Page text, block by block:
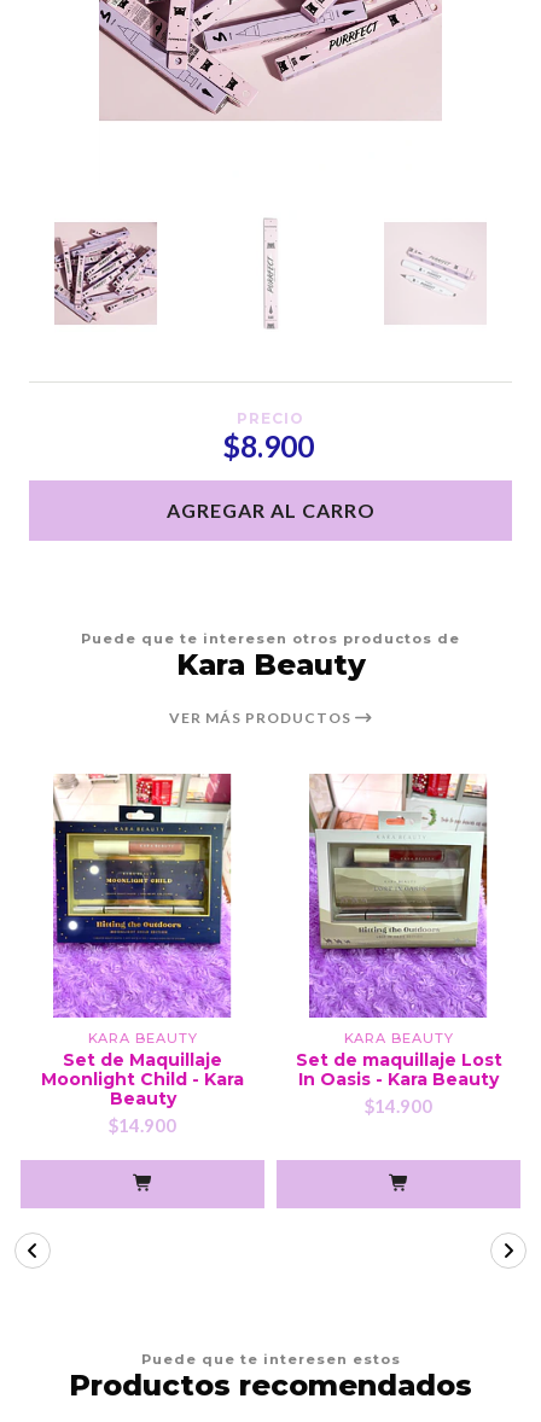
PRECIO
$8.900
AGREGAR AL CARRO
Puede que te interesen otros productos de
Kara Beauty
VER MÁS PRODUCTOS
KARA BEAUTY
Set de Maquillaje
Moonlight Child - Kara
Beauty
$14.900
KARA BEAUTY
Set de maquillaje Lost
In Oasis - Kara Beauty
$14.900
Puede que te interesen estos
Productos recomendados